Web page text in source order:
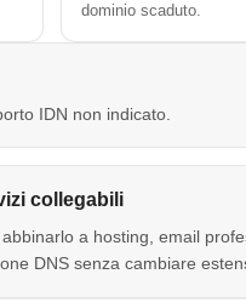
dominio scaduto.
IDN non indicato.
collegabili
abbinarlo a hosting, email
DNS senza cambiare